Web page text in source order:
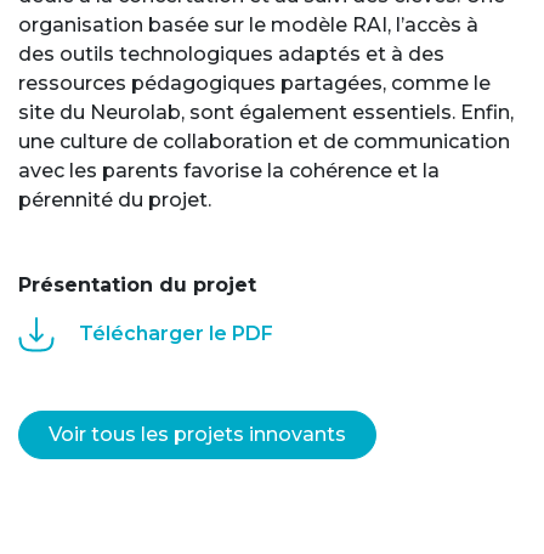
organisation basée sur le modèle RAI, l’accès à
des outils technologiques adaptés et à des
ressources pédagogiques partagées, comme le
site du Neurolab, sont également essentiels. Enfin,
une culture de collaboration et de communication
avec les parents favorise la cohérence et la
pérennité du projet.
Présentation du projet
Télécharger le PDF
Voir tous les projets innovants